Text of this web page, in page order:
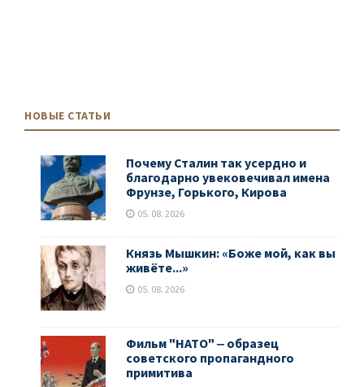
НОВЫЕ СТАТЬИ
Почему Сталин так усердно и
благодарно увековечивал имена
Фрунзе, Горького, Кирова
05. 08. 2026
Князь Мышкин: «Боже мой, как вы
живёте...»
05. 08. 2026
Фильм "НАТО" ‒ образец
советского пропагандного
примитива